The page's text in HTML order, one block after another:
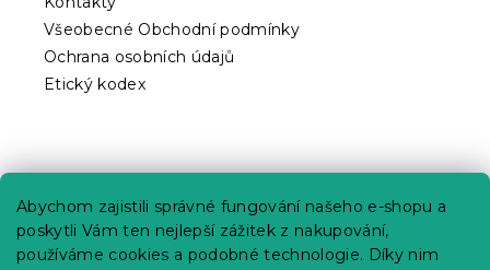
Abychom zajistili správné fungování našeho e-shopu a
poskytli Vám ten nejlepší zážitek z nakupování,
používáme cookies a podobné technologie. Díky nim
Všeobecné Obchodní podmínky
Ochrana osobních údajů
Etický kodex
Kariéra
Poptávky a B2B spolupráce